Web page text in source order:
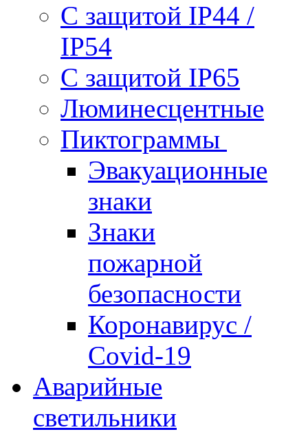
С защитой IP44 /
IP54
С защитой IP65
Люминесцентные
Пиктограммы
Эвакуационные
знаки
Знаки
пожарной
безопасности
Коронавирус /
Covid-19
Аварийные
светильники